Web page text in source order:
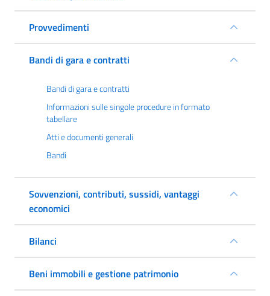
Provvedimenti
Bandi di gara e contratti
Bandi di gara e contratti
Informazioni sulle singole procedure in formato
tabellare
Atti e documenti generali
Bandi
Sovvenzioni, contributi, sussidi, vantaggi
economici
Bilanci
Beni immobili e gestione patrimonio